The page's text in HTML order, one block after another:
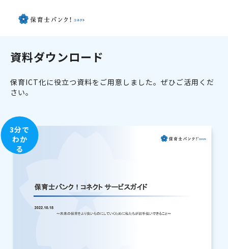
資料ダウンロード
保育ICT化に役立つ資料をご用意しました。ぜひご活用くだ
さい。
3分で
わか
る